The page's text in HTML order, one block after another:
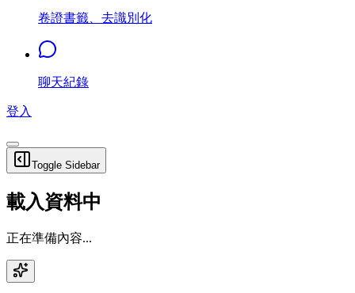
卷證書籤、去識別化
聊天紀錄
登入
Toggle Sidebar
載入資料中
正在準備內容...